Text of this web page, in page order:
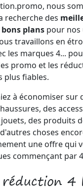
nous
recherche des
plans pour nos
travaillons en
les marques 4...
promo et les
plus fiables.
à économiser sur
des
des produits
choses
une offre qui
commençant par
réduction 4